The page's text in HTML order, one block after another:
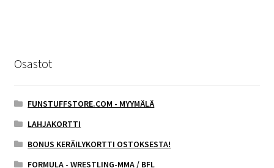
Osastot
FUNSTUFFSTORE.COM - MYYMÄLÄ
LAHJAKORTTI
BONUS KERÄILYKORTTI OSTOKSESTA!
FORMULA - WRESTLING-MMA / BFL